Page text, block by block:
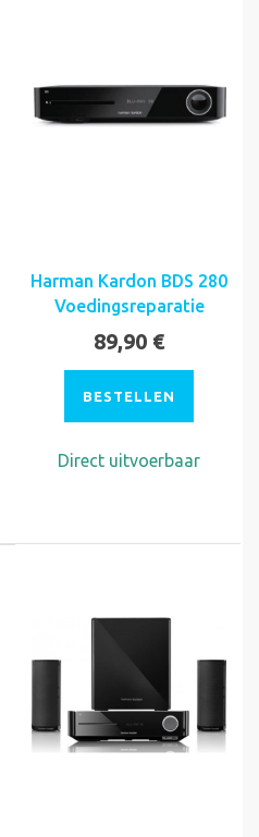
Harman Kardon BDS 280
Voedingsreparatie
89,90 €
BESTELLEN
Direct uitvoerbaar